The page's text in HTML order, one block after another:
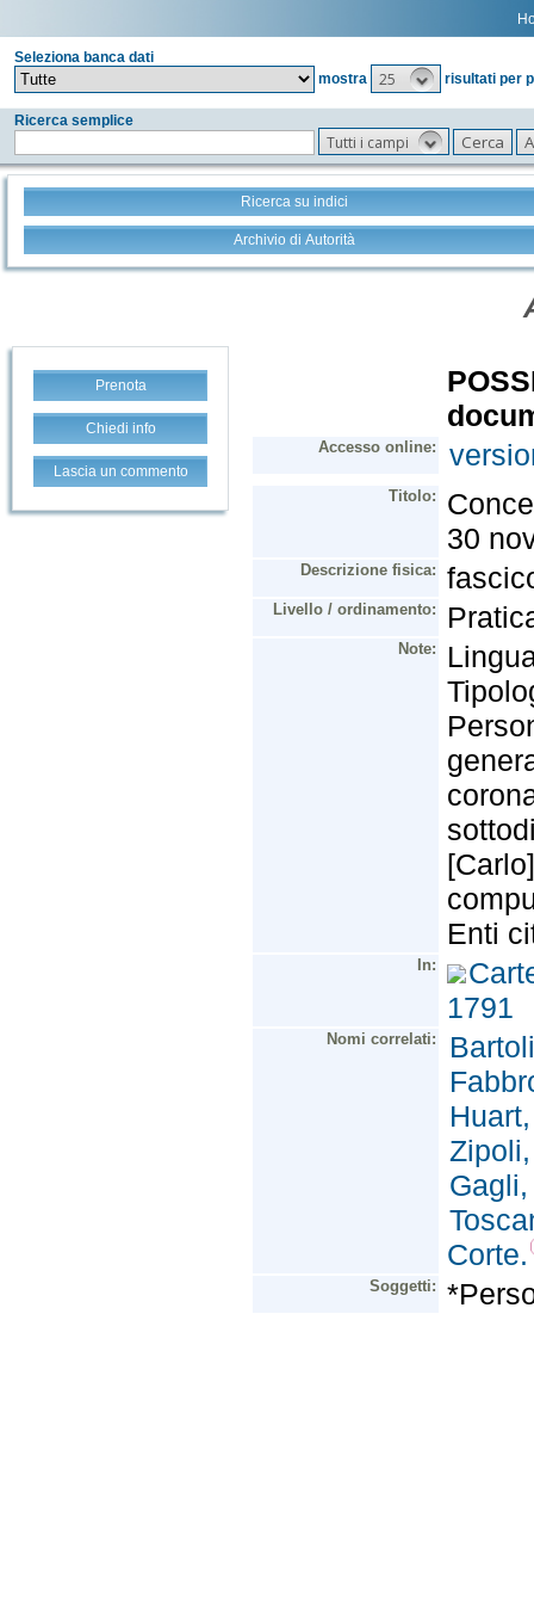
Seleziona banca dati
mostra
25 risultati per
Ricerca semplice
Tutti i campi
Ricerca su indici
Archivio di Autorità
Prenota
Chiedi info
Lascia un commento